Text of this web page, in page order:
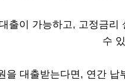
출이 가능하고, 고정금
수
을 대출받는다면, 연간